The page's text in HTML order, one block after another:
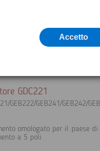
GDC221
GEB222/GEB241/GEB242/
omologato per il paese
a 5 poli
Accetto